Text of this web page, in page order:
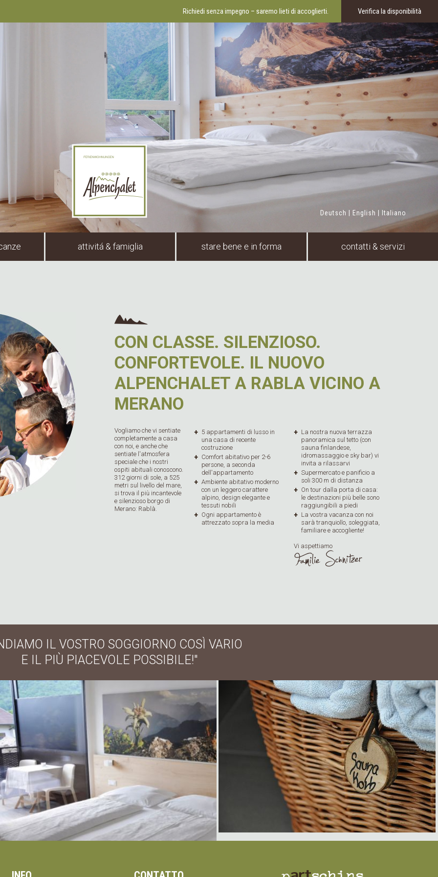
Richiedi senza impegno – saremo lieti di accoglierti. Verifica la disponibilità
Deutsch English Italiano
attivitá & famiglia stare bene e in forma contatti & servizi
CON CLASSE. SILENZIOSO.
CONFORTEVOLE. IL NUOVO
ALPENCHALET A RABLA VICINO A
MERANO
Vogliamo che vi sentiate
completamente a casa
con noi, e anche che
sentiate l'atmosfera
speciale che i nostri
ospiti abituali conoscono.
312 giorni di sole, a 525
metri sul livello del mare,
si trova il più incantevole
e silenzioso borgo di
Merano: Rablà.
5 appartamenti di lusso in
una casa di recente
costruzione
Comfort abitativo per 2-6
persone, a seconda
dell'appartamento
Ambiente abitativo moderno
con un leggero carattere
alpino, design elegante e
tessuti nobili
Ogni appartamento è
attrezzato sopra la media
La nostra nuova terrazza
panoramica sul tetto (con
sauna finlandese,
idromassaggio e sky bar) vi
invita a rilassarvi
Supermercato e panificio a
soli 300 m di distanza
On tour dalla porta di casa:
le destinazioni più belle sono
raggiungibili a piedi
La vostra vacanza con noi
sarà tranquiollo, soleggiata,
familiare e accogliente!
Vi aspettiamo
IL VOSTRO SOGGIORNO COSÌ VARIO
E IL PIÙ PIACEVOLE POSSIBILE!"